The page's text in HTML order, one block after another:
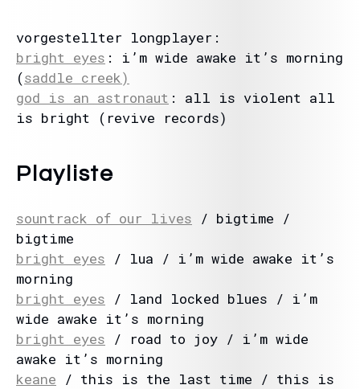
vorgestellter longplayer:
bright eyes : i’m wide awake it’s morning
(saddle creek)
god is an astronaut : all is violent all
is bright (revive records)
Playliste
sountrack of our lives / bigtime /
bigtime
bright eyes / lua / i’m wide awake it’s
morning
bright eyes / land locked blues / i’m
wide awake it’s morning
bright eyes / road to joy / i’m wide
awake it’s morning
keane / this is the last time / this is